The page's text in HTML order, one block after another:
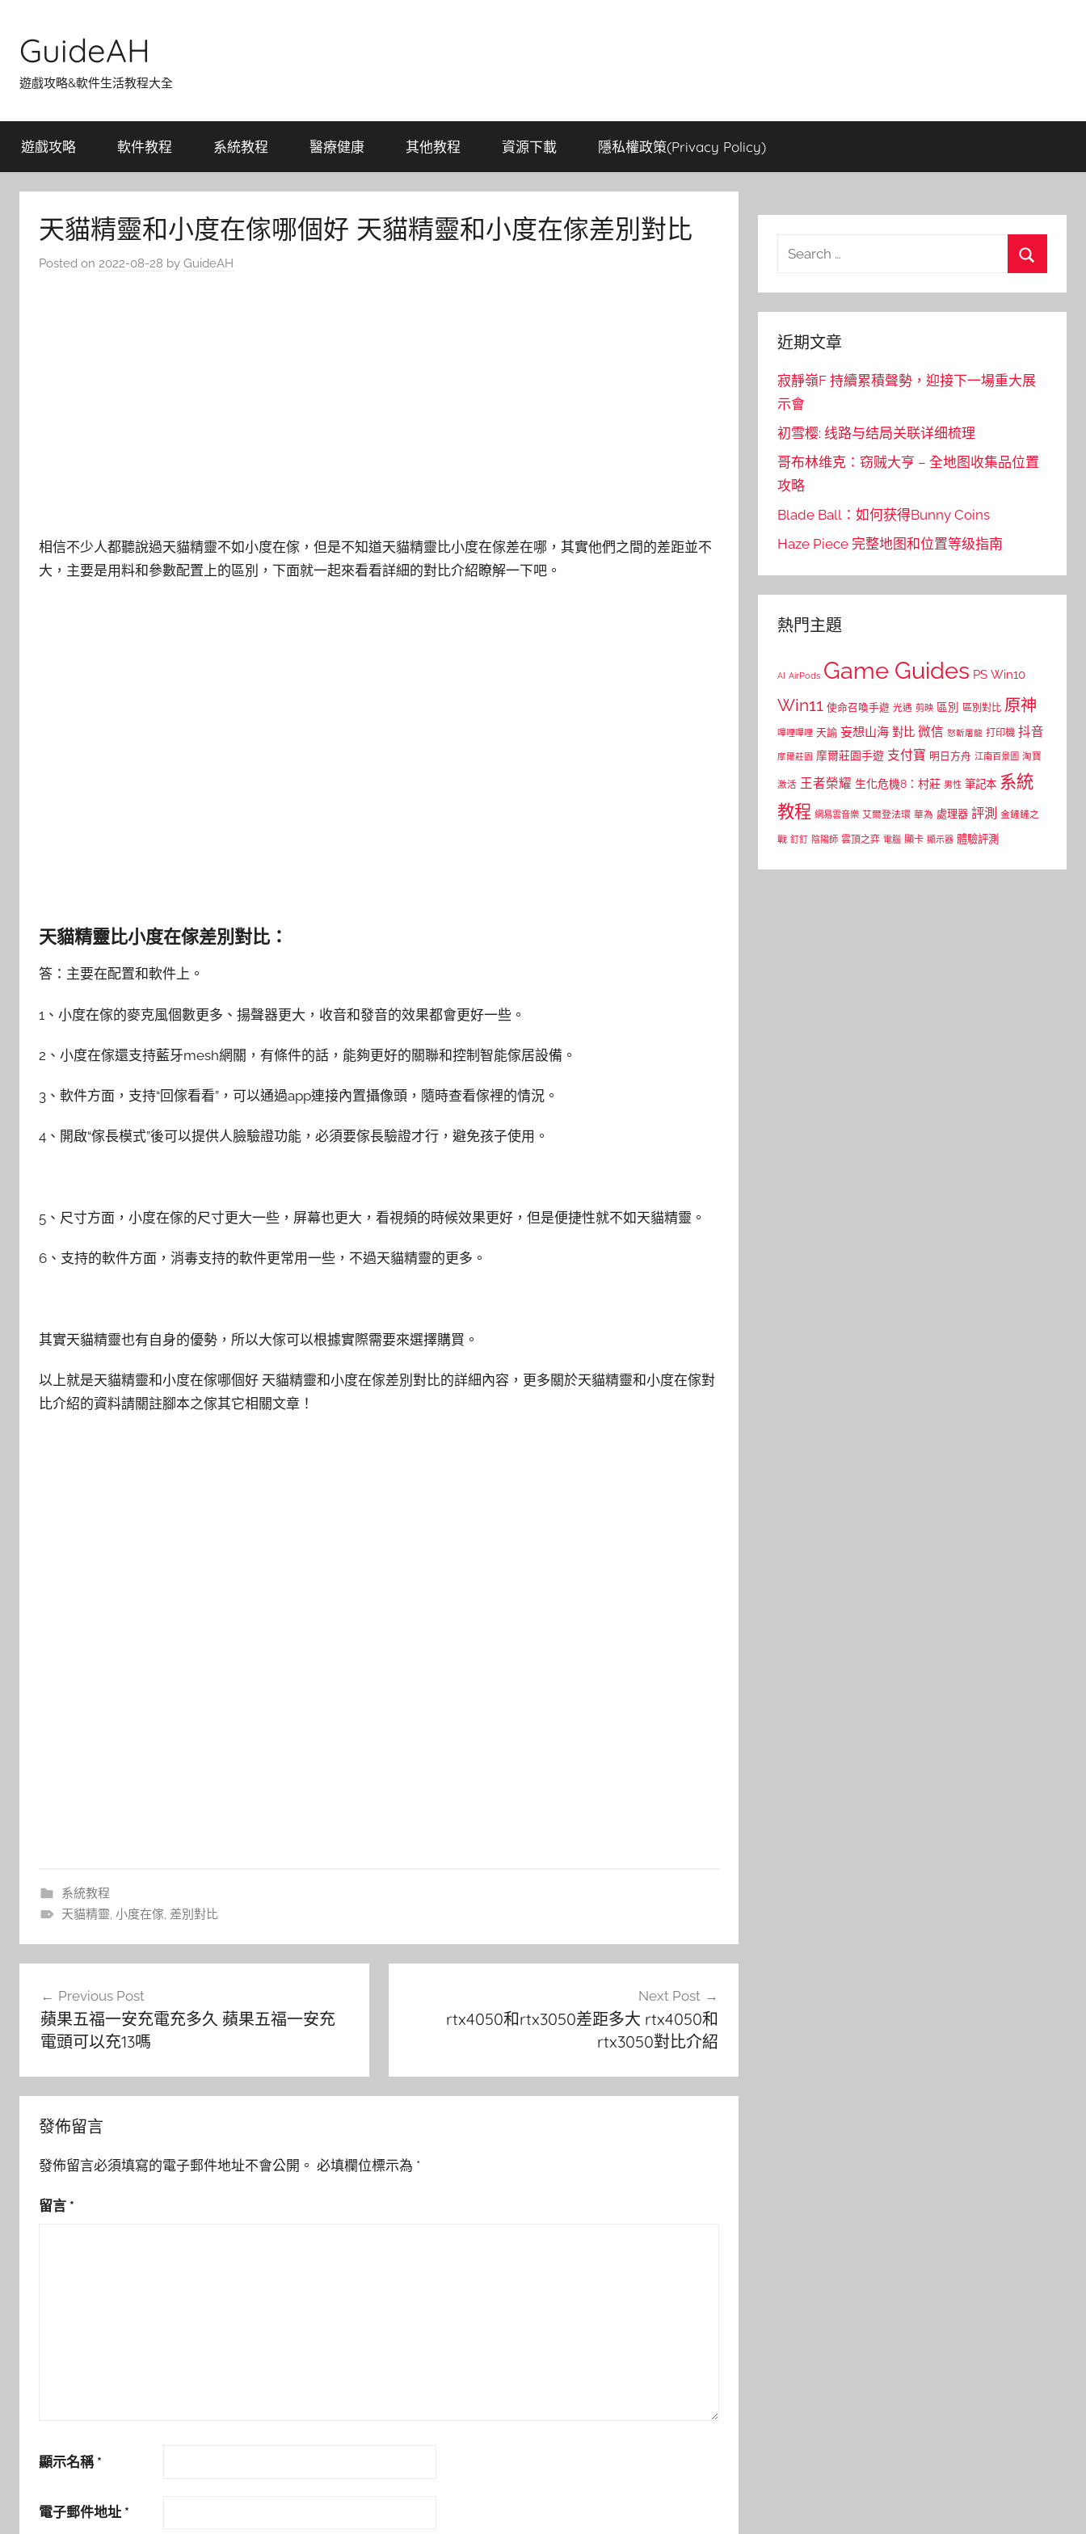
content
GuideAH
遊戲攻略&軟件生活教程大全
遊戲攻略 軟件教程 系統教程 醫療健康 其他教程 資源下載 隱私權政策(Privacy Policy)
天貓精靈和小度在傢哪個好 天貓精靈和小度在傢差別對比
Posted on 2022-08-28 by GuideAH
相信不少人都聽說過天貓精靈不如小度在傢，但是不知道天貓精靈比小度在傢差在哪，其實他們之間的差距並不
大，主要是用料和參數配置上的區別，下面就一起來看看詳細的對比介紹瞭解一下吧。
天貓精靈比小度在傢差別對比：
答：主要在配置和軟件上。
1、小度在傢的麥克風個數更多、揚聲器更大，收音和發音的效果都會更好一些。
2、小度在傢還支持藍牙mesh網關，有條件的話，能夠更好的關聯和控制智能傢居設備。
3、軟件方面，支持“回傢看看”，可以通過app連接內置攝像頭，隨時查看傢裡的情況。
4、開啟“傢長模式”後可以提供人臉驗證功能，必須要傢長驗證才行，避免孩子使用。
5、尺寸方面，小度在傢的尺寸更大一些，屏幕也更大，看視頻的時候效果更好，但是便捷性就不如天貓精靈。
6、支持的軟件方面，消毒支持的軟件更常用一些，不過天貓精靈的更多。
其實天貓精靈也有自身的優勢，所以大傢可以根據實際需要來選擇購買。
以上就是天貓精靈和小度在傢哪個好 天貓精靈和小度在傢差別對比的詳細內容，更多關於天貓精靈和小度在傢對
比介紹的資料請關註腳本之傢其它相關文章！
系統教程
天貓精靈, 小度在傢, 差別對比
Previous Post
蘋果五福一安充電充多久 蘋果五福一安充
電頭可以充13嗎
Next Post
rtx4050和rtx3050差距多大 rtx4050和
rtx3050對比介紹
發佈留言
發佈留言必須填寫的電子郵件地址不會公開。 必填欄位標示為 *
留言 *
顯示名稱 *
電子郵件地址 *
Search
近期文章
寂靜嶺F 持續累積聲勢，迎接下一場重大展
示會
初雪樱: 线路与结局关联详细梳理
哥布林维克：窃贼大亨 – 全地图收集品位置
攻略
Blade Ball：如何获得Bunny Coins
Haze Piece 完整地图和位置等级指南
熱門主題
AI AirPods Game Guides PS Win10
Win11 使命召喚手遊 光遇 剪映 區別 區別對比 原神
嗶哩嗶哩 天諭 妄想山海 對比 微信 怒斬屠龍 打印機 抖音
摩爾莊園 摩爾莊園手遊 支付寶 明日方舟 江南百景圖 淘寶
激活 王者榮耀 生化危機8：村莊 男性 筆記本 系統
教程 網易雲音樂 艾爾登法環 華為 處理器 評測 金鏟鏟之
戰 釘釘 陰陽師 雲頂之弈 電腦 顯卡 顯示器 體驗評測